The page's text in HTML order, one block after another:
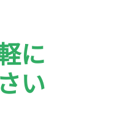
に
い